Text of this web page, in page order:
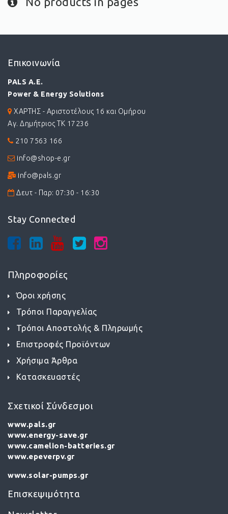
Επικοινωνία
PALS A.E.
Power & Energy Solutions
ΧΑΡΤΗΣ - Αριστοτέλους 16 και Ομήρου
Αγ. Δημήτριος ΤΚ 17236
210 7563 166
info@shop-e.gr
info@pals.gr
Δευτ - Παρ: 07:30 - 16:30
Stay Connected
Πληροφορίες
Όροι χρήσης
Τρόποι Παραγγελίας
Τρόποι Αποστολής & Πληρωμής
Επιστροφές Προϊόντων
Χρήσιμα Άρθρα
Κατασκευαστές
Σχετικοί Σύνδεσμοι
www.pals.gr
www.energy-save.gr
www.camelion-batteries.gr
www.epeverpv.gr
www.solar-pumps.gr
Επισκεψιμότητα